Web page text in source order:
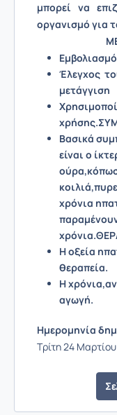
μπορεί να
οργανισμό για
Έλεγχος
μετάγγιση
χρήσης.
Βασικά
είναι ο
χρόνια
χρόνια.
Η οξεία
θεραπεία.
Η
αγωγή.
Ημερομηνία
Τρίτη 24